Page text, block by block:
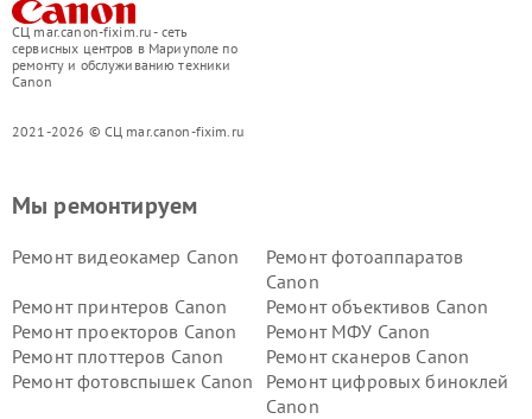
СЦ mar.canon-fixim.ru - сеть
сервисных центров в Мариуполе по
ремонту и обслуживанию техники
Canon
2021-2026 © СЦ mar.canon-fixim.ru
Мы ремонтируем
Ремонт видеокамер Canon
Ремонт фотоаппаратов
Canon
Ремонт принтеров Canon
Ремонт объективов Canon
Ремонт проекторов Canon
Ремонт МФУ Canon
Ремонт плоттеров Canon
Ремонт сканеров Canon
Ремонт фотовспышек Canon
Ремонт цифровых биноклей
Canon